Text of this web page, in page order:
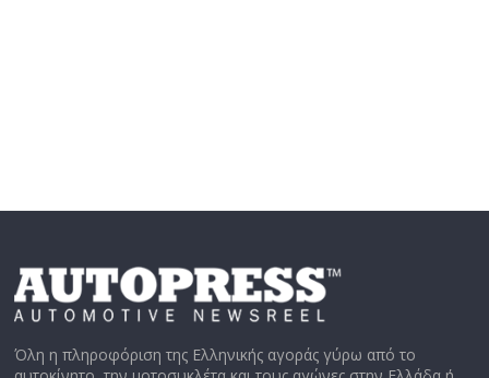
Όλη η πληροφόριση της Ελληνικής αγοράς γύρω από το